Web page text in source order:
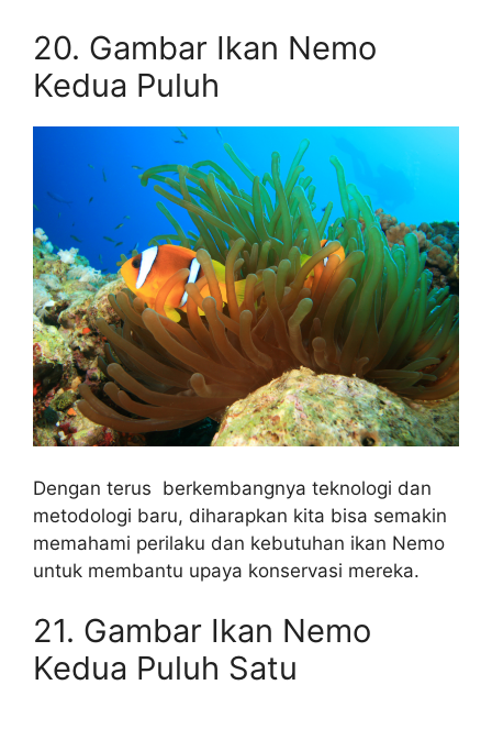
20. Gambar Ikan Nemo
Kedua Puluh
Dengan terus berkembangnya teknologi dan
metodologi baru, diharapkan kita bisa semakin
memahami perilaku dan kebutuhan ikan Nemo
untuk membantu upaya konservasi mereka.
21. Gambar Ikan Nemo
Kedua Puluh Satu